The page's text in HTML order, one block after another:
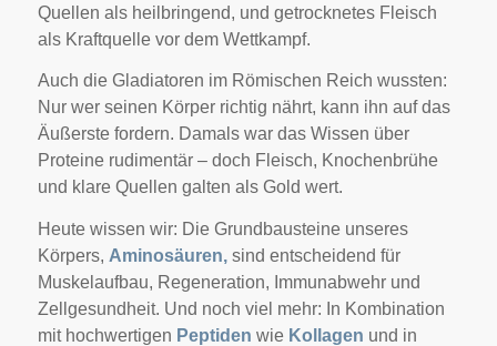
Quellen als heilbringend, und getrocknetes Fleisch
als Kraftquelle vor dem Wettkampf.
Auch die Gladiatoren im Römischen Reich wussten:
Nur wer seinen Körper richtig nährt, kann ihn auf das
Äußerste fordern. Damals war das Wissen über
Proteine rudimentär – doch Fleisch, Knochenbrühe
und klare Quellen galten als Gold wert.
Heute wissen wir: Die Grundbausteine unseres
Körpers, Aminosäuren, sind entscheidend für
Muskelaufbau, Regeneration, Immunabwehr und
Zellgesundheit. Und noch viel mehr: In Kombination
mit hochwertigen Peptiden wie Kollagen und in